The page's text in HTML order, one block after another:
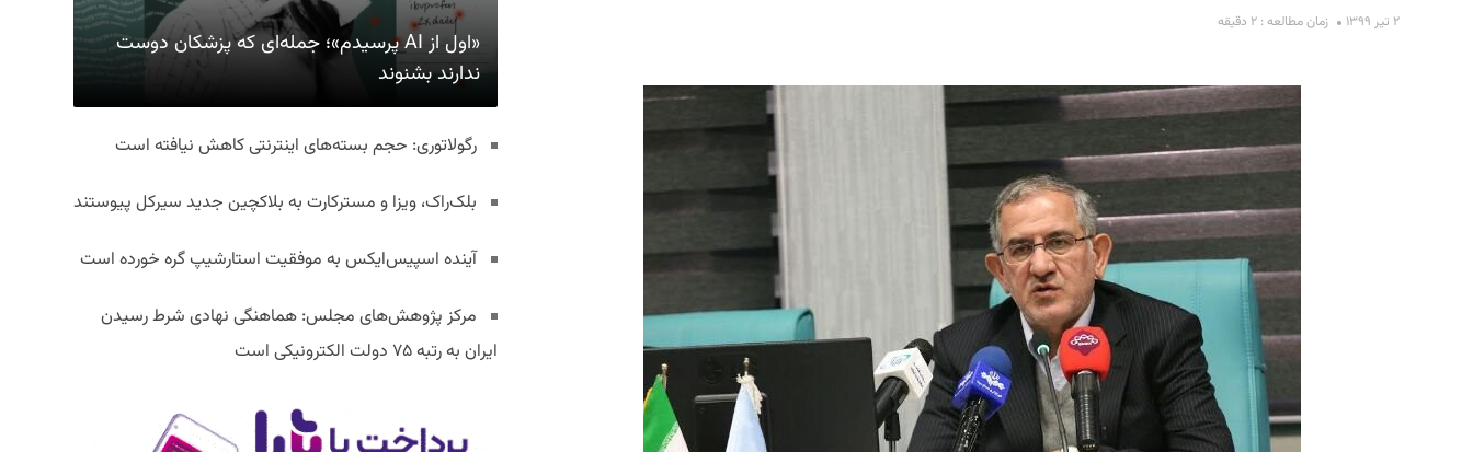
۲ تیر ۱۳۹۹ زمان مطالعه : ۲ دقیقه
«اول از AI پرسیدم»؛ جمله‌ای که پزشکان دوست
ندارند بشنوند
رگولاتوری: حجم بسته‌های اینترنتی کاهش نیافته است
بلک‌راک، ویزا و مسترکارت به بلاکچین جدید سیرکل پیوستند
آینده اسپیس‌ایکس به موفقیت استارشیپ گره خورده است
مرکز پژوهش‌های مجلس: هماهنگی نهادی شرط رسیدن
ایران به رتبه ۷۵ دولت الکترونیکی است